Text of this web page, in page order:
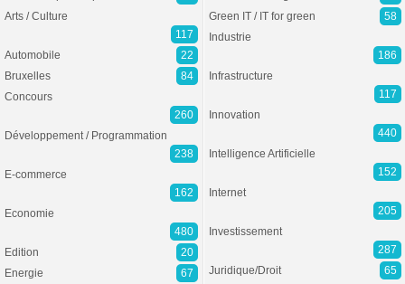
Arts / Culture
117
Automobile
22
Bruxelles
84
Concours
260
Développement / Programmation
238
E-commerce
162
Economie
480
Edition
20
Energie
67
Green IT / IT for green
58
Industrie
186
Infrastructure
117
Innovation
440
Intelligence Artificielle
152
Internet
205
Investissement
287
Juridique/Droit
65